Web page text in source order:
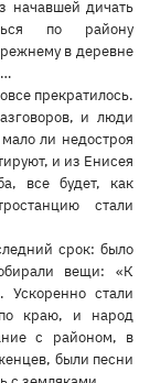
начавшей дичать
по району
в деревне
прекратилось.
и люди
ли недостроя
и из Енисея
все будет, как
стали
срок: было
вещи: «К
Ускоренно стали
краю, и народ
с районом, в
были песни